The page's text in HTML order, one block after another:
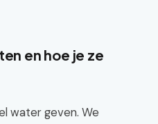
en hoe je ze
water geven. We